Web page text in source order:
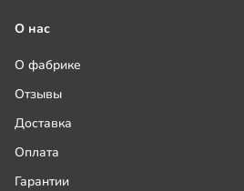
О нас
О фабрике
Отзывы
Доставка
Оплата
Гарантии